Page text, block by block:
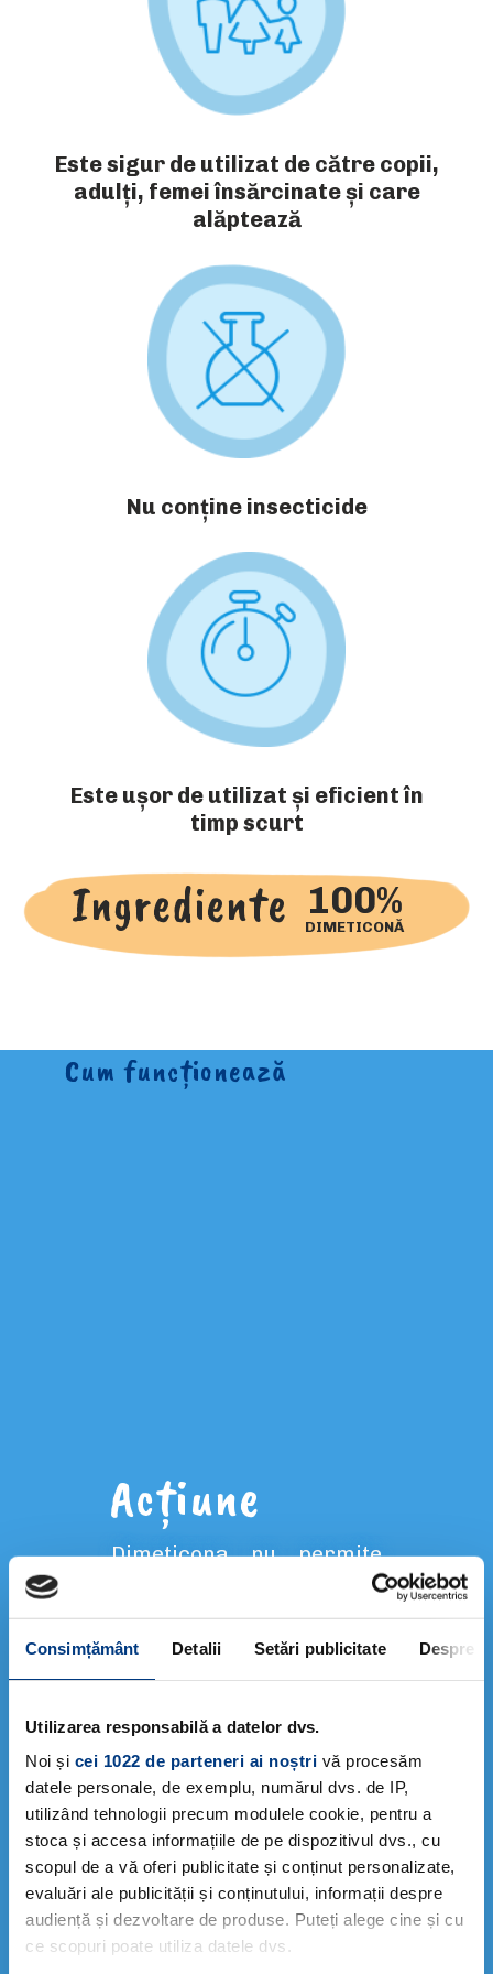
Consimțământ Detalii Setări publicitate Despre
Utilizarea responsabilă a datelor dvs.
Noi și cei 1022 de parteneri ai noștri vă procesăm
datele personale, de exemplu, numărul dvs. de IP,
utilizând tehnologii precum modulele cookie, pentru a
stoca și accesa informațiile de pe dispozitivul dvs., cu
scopul de a vă oferi publicitate și conținut personalizate,
evaluări ale publicității și conținutului, informații despre
audiență și dezvoltare de produse. Puteți alege cine și cu
ce scopuri poate utiliza datele dvs.
Este sigur de utilizat de către copii,
adulți, femei însărcinate și care
alăptează
Nu conține insecticide
Este ușor de utilizat și eficient în
timp scurt
Ingrediente 100%
DIMETICONĂ
Cum funcționează
Acțiune
Dimeticona nu permite
accesul aerului în
parazitului, acționând
mecanic prin sufocarea
10 minute de la utilizare,
și lindinii deshidratați.
În plus, DEZANOPLUM®
reduce aderența
lindinilor, facilitând
îndepărtarea lor cu un
pieptăn.